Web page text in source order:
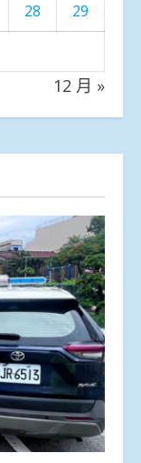
28
29
12 月 »